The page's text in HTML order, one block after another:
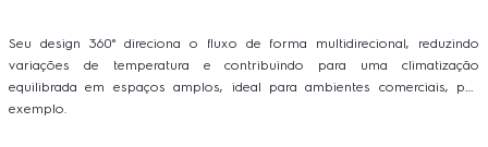
Seu design 360° direciona o fluxo de forma multidirecional, reduzindo
variações de temperatura e contribuindo para uma climatização
equilibrada em espaços amplos, ideal para ambientes comerciais, por
exemplo.